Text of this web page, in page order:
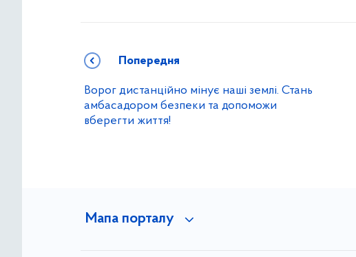
Попередня
Ворог дистанційно мінує наші землі. Стань
амбасадором безпеки та допоможи
вберегти життя!
Мапа порталу